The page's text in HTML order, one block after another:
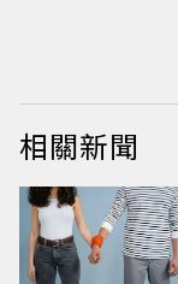
相關新聞